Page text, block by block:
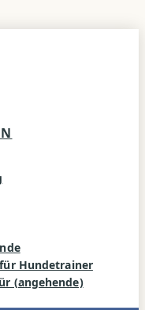
Hundetrainer
(angehende)